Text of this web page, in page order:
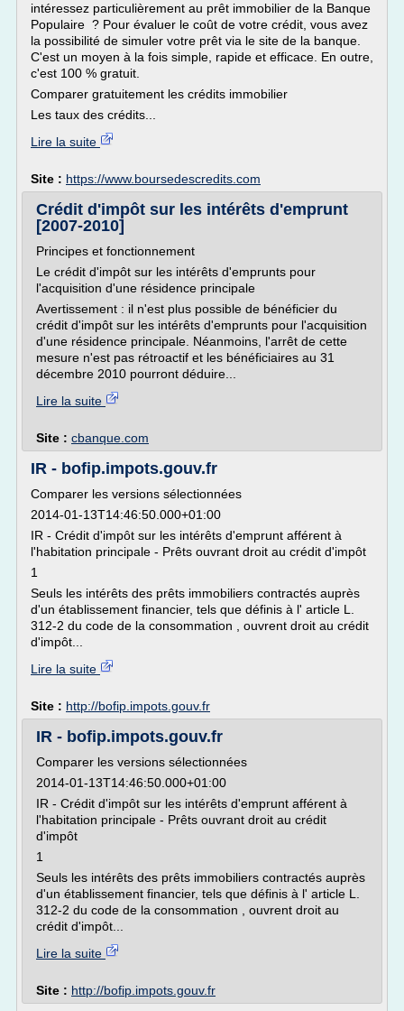
intéressez particulièrement au prêt immobilier de la Banque
Populaire ? Pour évaluer le coût de votre crédit, vous avez
la possibilité de simuler votre prêt via le site de la banque.
C'est un moyen à la fois simple, rapide et efficace. En outre,
c'est 100 % gratuit.
Comparer gratuitement les crédits immobilier
Les taux des crédits...
Lire la suite
Site : https://www.boursedescredits.com
Crédit d'impôt sur les intérêts d'emprunt
[2007-2010]
Principes et fonctionnement
Le crédit d'impôt sur les intérêts d'emprunts pour
l'acquisition d'une résidence principale
Avertissement : il n'est plus possible de bénéficier du
crédit d'impôt sur les intérêts d'emprunts pour l'acquisition
d'une résidence principale. Néanmoins, l'arrêt de cette
mesure n'est pas rétroactif et les bénéficiaires au 31
décembre 2010 pourront déduire...
Lire la suite
Site : cbanque.com
IR - bofip.impots.gouv.fr
Comparer les versions sélectionnées
2014-01-13T14:46:50.000+01:00
IR - Crédit d'impôt sur les intérêts d'emprunt afférent à
l'habitation principale - Prêts ouvrant droit au crédit d'impôt
1
Seuls les intérêts des prêts immobiliers contractés auprès
d'un établissement financier, tels que définis à l' article L.
312-2 du code de la consommation , ouvrent droit au crédit
d'impôt...
Lire la suite
Site : http://bofip.impots.gouv.fr
IR - bofip.impots.gouv.fr
Comparer les versions sélectionnées
2014-01-13T14:46:50.000+01:00
IR - Crédit d'impôt sur les intérêts d'emprunt afférent à
l'habitation principale - Prêts ouvrant droit au crédit
d'impôt
1
Seuls les intérêts des prêts immobiliers contractés auprès
d'un établissement financier, tels que définis à l' article L.
312-2 du code de la consommation , ouvrent droit au
crédit d'impôt...
Lire la suite
Site : http://bofip.impots.gouv.fr